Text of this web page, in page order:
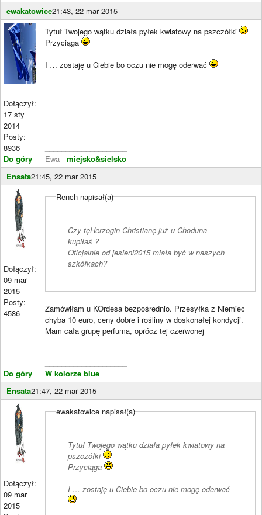
ewakatowice21:43, 22 mar 2015
Dołączył:
17 sty
2014
Posty:
8936
Do góry
Tytuł Twojego wątku działa pyłek kwiatowy na pszczółki
Przyciąga
I … zostaję u Ciebie bo oczu nie mogę oderwać
Ewa - miejsko&sielsko
Ensata21:45, 22 mar 2015
Dołączył:
09 mar
2015
Posty:
4586
Do góry
Rench napisał(a)
Czy tęHerzogin Christianę już u Choduna
kupiłaś ?
Oficjalnie od jesieni2015 miała być w naszych
szkółkach?
Zamówiłam u KOrdesa bezpośrednio. Przesyłka z Niemiec
chyba 10 euro, ceny dobre i rośliny w doskonałej kondycji.
Mam cała grupę perfuma, oprócz tej czerwonej
W kolorze blue
Ensata21:47, 22 mar 2015
Dołączył:
09 mar
2015
ewakatowice napisał(a)
Tytuł Twojego wątku działa pyłek kwiatowy na
pszczółki
Przyciąga
I … zostaję u Ciebie bo oczu nie mogę oderwać